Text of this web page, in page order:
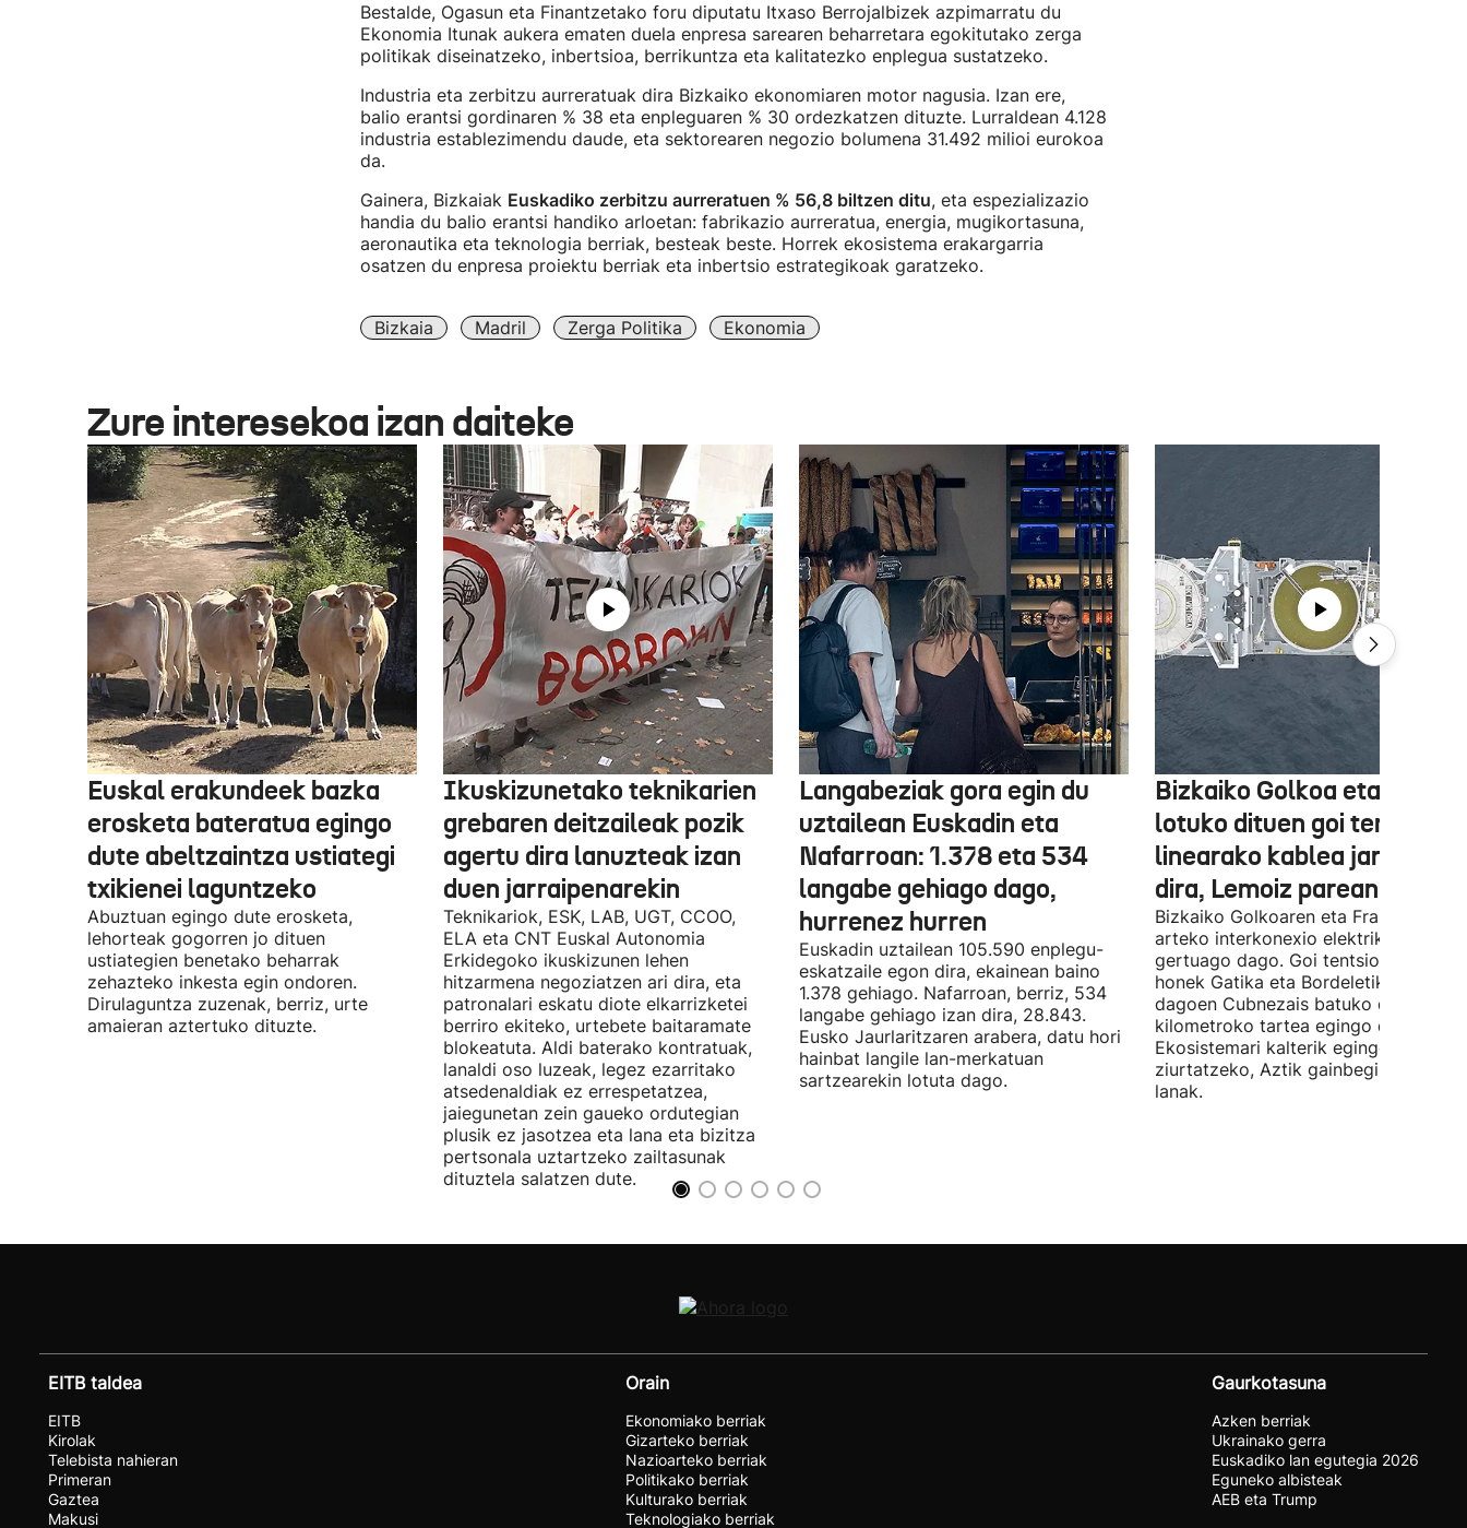
Bestalde, Ogasun eta Finantzetako foru diputatu Itxaso Berrojalbizek azpimarratu du
Ekonomia Itunak aukera ematen duela enpresa sarearen beharretara egokitutako zerga
politikak diseinatzeko, inbertsioa, berrikuntza eta kalitatezko enplegua sustatzeko.
Industria eta zerbitzu aurreratuak dira Bizkaiko ekonomiaren motor nagusia. Izan ere,
balio erantsi gordinaren % 38 eta enpleguaren % 30 ordezkatzen dituzte. Lurraldean 4.128
industria establezimendu daude, eta sektorearen negozio bolumena 31.492 milioi eurokoa
da.
Gainera, Bizkaiak Euskadiko zerbitzu aurreratuen % 56,8 biltzen ditu, eta espezializazio
handia du balio erantsi handiko arloetan: fabrikazio aurreratua, energia, mugikortasuna,
aeronautika eta teknologia berriak, besteak beste. Horrek ekosistema erakargarria
osatzen du enpresa proiektu berriak eta inbertsio estrategikoak garatzeko.
Bizkaia Madril Zerga Politika Ekonomia
Zure interesekoa izan daiteke
Euskal erakundeek bazka
erosketa bateratua egingo
dute abeltzaintza ustiategi
txikienei laguntzeko
Abuztuan egingo dute erosketa,
lehorteak gogorren jo dituen
ustiategien benetako beharrak
zehazteko inkesta egin ondoren.
Dirulaguntza zuzenak, berriz, urte
amaieran aztertuko dituzte.
Ikuskizunetako teknikarien
grebaren deitzaileak pozik
agertu dira lanuzteak izan
duen jarraipenarekin
Teknikariok, ESK, LAB, UGT, CCOO,
ELA eta CNT Euskal Autonomia
Erkidegoko ikuskizunen lehen
hitzarmena negoziatzen ari dira, eta
patronalari eskatu diote elkarrizketei
berriro ekiteko, urtebete baitaramate
blokeatuta. Aldi baterako kontratuak,
lanaldi oso luzeak, legez ezarritako
atsedenaldiak ez errespetatzea,
jaiegunetan zein gaueko ordutegian
plusik ez jasotzea eta lana eta bizitza
pertsonala uztartzeko zailtasunak
dituztela salatzen dute.
Langabeziak gora egin du
uztailean Euskadin eta
Nafarroan: 1.378 eta 534
langabe gehiago dago,
hurrenez hurren
Euskadin uztailean 105.590 enplegu-
eskatzaile egon dira, ekainean baino
1.378 gehiago. Nafarroan, berriz, 534
langabe gehiago izan dira, 28.843.
Eusko Jaurlaritzaren arabera, datu hori
hainbat langile lan-merkatuan
sartzearekin lotuta dago.
Bizkaiko Golkoa eta
lotuko dituen goi tentsioko
linearako kablea jartzen
dira, Lemoiz parean
Bizkaiko Golkoaren eta Frantziaren
arteko interkonexio elektrikoa
gertuago dago. Goi tentsioko linea
honek Gatika eta Bordeletik gertu
dagoen Cubnezais batuko ditu eta
kilometroko tartea egingo du ur
Ekosistemari kalterik egingo ez
ziurtatzeko, Aztik gainbegiratuko
lanak.
EITB taldea
EITB
Kirolak
Telebista nahieran
Primeran
Gaztea
Makusi
Orain
Ekonomiako berriak
Gizarteko berriak
Nazioarteko berriak
Politikako berriak
Kulturako berriak
Teknologiako berriak
Gaurkotasuna
Azken berriak
Ukrainako gerra
Euskadiko lan egutegia 2026
Eguneko albisteak
AEB eta Trump